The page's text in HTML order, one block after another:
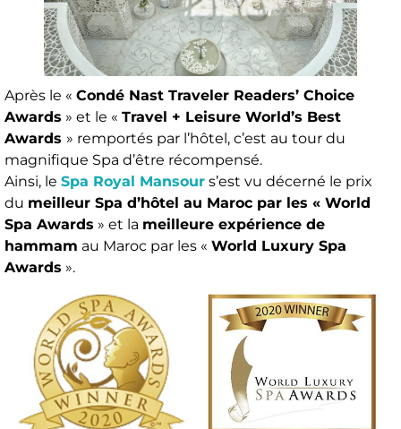
Après le « Condé Nast Traveler Readers’ Choice
Awards » et le « Travel + Leisure World’s Best
Awards » remportés par l’hôtel, c’est au tour du
magnifique Spa d’être récompensé.
Ainsi, le Spa Royal Mansour s’est vu décerné le prix
du meilleur Spa d’hôtel au Maroc par les « World
Spa Awards » et la meilleure expérience de
hammam au Maroc par les « World Luxury Spa
Awards ».